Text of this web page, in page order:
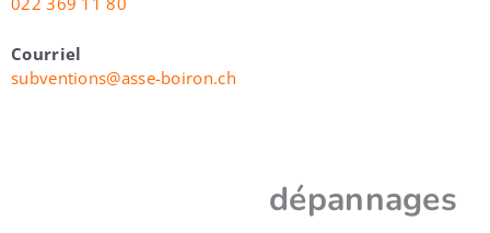
Courriel
subventions@asse-boiron.ch
dépannages